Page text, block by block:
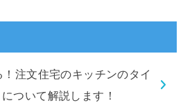
注文住宅のキッチンのタイ
ついて解説します！